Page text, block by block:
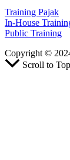
Training Pajak
In-House
Public Training
Copyright ©
Scroll to Top